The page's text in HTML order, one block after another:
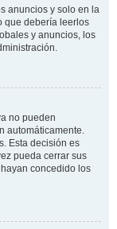
anuncios y solo en la
que debería leerlos
y anuncios, los
no pueden
automáticamente.
Esta decisión es
pueda cerrar sus
concedido los